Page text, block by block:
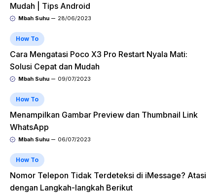
Mudah | Tips Android
Mbah Suhu 28/06/2023
How To
Cara Mengatasi Poco X3 Pro Restart Nyala Mati:
Solusi Cepat dan Mudah
Mbah Suhu 09/07/2023
How To
Menampilkan Gambar Preview dan Thumbnail Link
WhatsApp
Mbah Suhu 06/07/2023
How To
Nomor Telepon Tidak Terdeteksi di iMessage? Atasi
dengan Langkah-langkah Berikut